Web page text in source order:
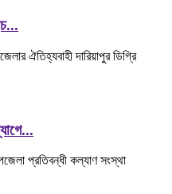
ঐতিহ্যবাহী দারিয়াপুর ডিগ্রি
প্রতিবন্ধী কল্যাণ সংস্থা